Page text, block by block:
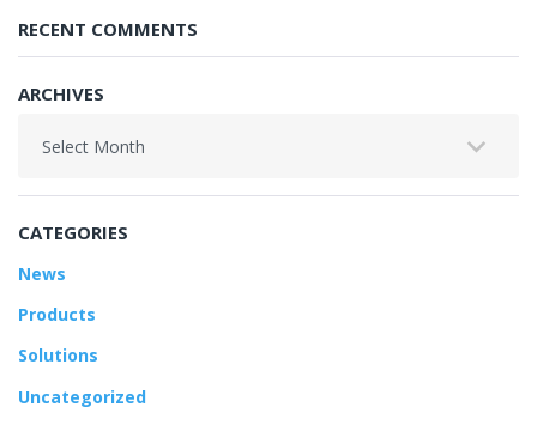
RECENT COMMENTS
ARCHIVES
CATEGORIES
News
Products
Solutions
Uncategorized